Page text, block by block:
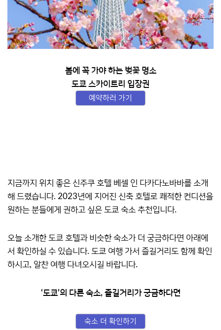
봄에 꼭 가야 하는 벚꽃 명소
도쿄 스카이트리 입장권
예약하러 가기
지금까지 위치 좋은 신주쿠 호텔 베셀 인 다카다노바바를 소개
해 드렸습니다. 2023년에 지어진 신축 호텔로 쾌적한 컨디션을
원하는 분들에게 권하고 싶은 도쿄 숙소 추천입니다.
오늘 소개한 도쿄 호텔과 비슷한 숙소가 더 궁금하다면 아래에
서 확인하실 수 있습니다. 도쿄 여행 가서 즐길거리도 함께 확인
하시고, 알찬 여행 다녀오시길 바랍니다.
‘도쿄’의 다른 숙소, 즐길거리가 궁금하다면
숙소 더 확인하기